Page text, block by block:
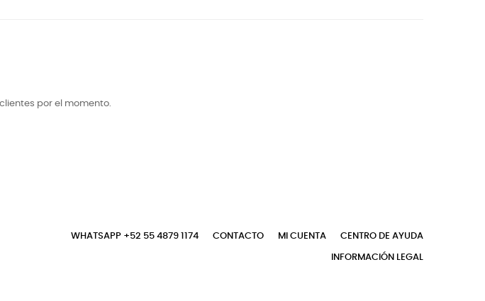
por el momento.
WHATSAPP +52 55 4879 1174 CONTACTO MI CUENTA CENTRO DE AYUDA
INFORMACIÓN LEGAL